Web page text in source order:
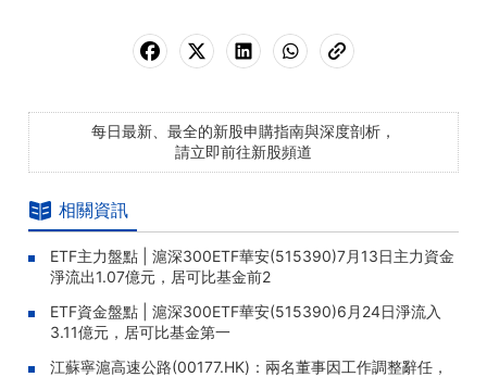
每日最新、最全的新股申購指南與深度剖析，
請立即前往新股頻道
相關資訊
ETF主力盤點 | 滬深300ETF華安(515390)7月13日主力資金
淨流出1.07億元，居可比基金前2
ETF資金盤點 | 滬深300ETF華安(515390)6月24日淨流入
3.11億元，居可比基金第一
江蘇寧滬高速公路(00177.HK)：兩名董事因工作調整辭任，